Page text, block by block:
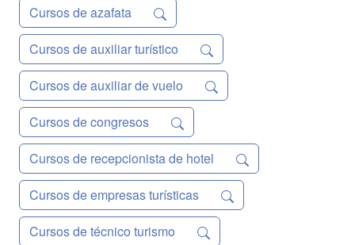
Cursos de azafata
Cursos de auxiliar turístico
Cursos de auxiliar de vuelo
Cursos de congresos
Cursos de recepcionista de hotel
Cursos de empresas turísticas
Cursos de técnico turismo